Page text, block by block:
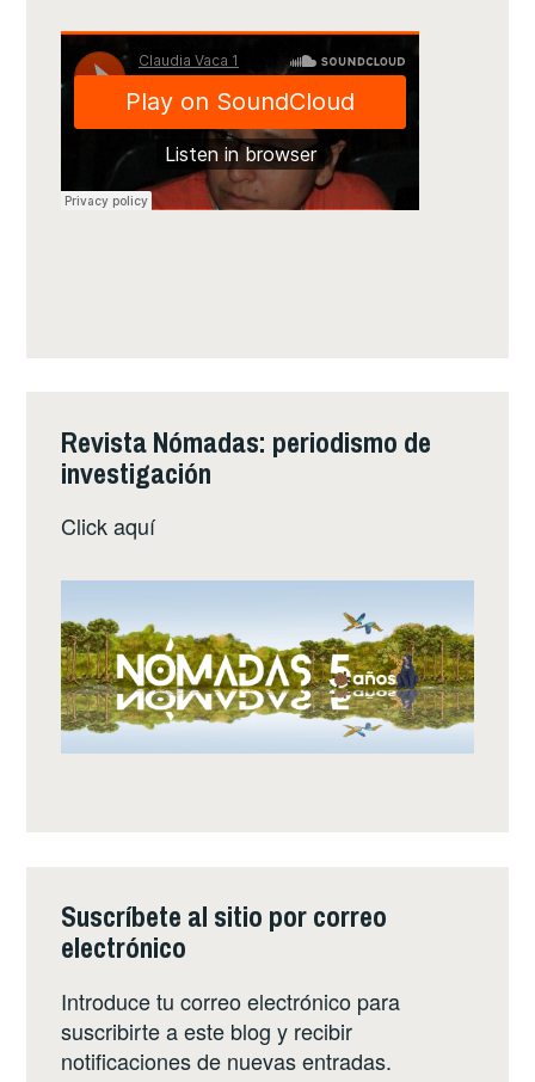
Revista Nómadas: periodismo de
investigación
Clickaquí
Suscríbete al sitio por correo
electrónico
Introduce tu correo electrónico para
suscribirte a este blog y recibir
notificaciones de nuevas entradas.